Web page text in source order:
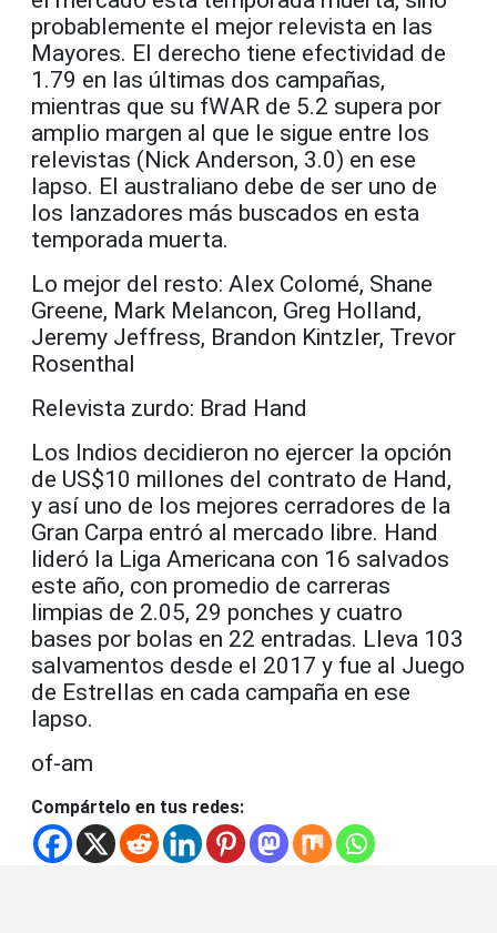
probablemente el mejor relevista en las
Mayores. El derecho tiene efectividad de
1.79 en las últimas dos campañas,
mientras que su fWAR de 5.2 supera por
amplio margen al que le sigue entre los
relevistas (Nick Anderson, 3.0) en ese
lapso. El australiano debe de ser uno de
los lanzadores más buscados en esta
temporada muerta.
Lo mejor del resto: Alex Colomé, Shane
Greene, Mark Melancon, Greg Holland,
Jeremy Jeffress, Brandon Kintzler, Trevor
Rosenthal
Relevista zurdo: Brad Hand
Los Indios decidieron no ejercer la opción
de US$10 millones del contrato de Hand,
y así uno de los mejores cerradores de la
Gran Carpa entró al mercado libre. Hand
lideró la Liga Americana con 16 salvados
este año, con promedio de carreras
limpias de 2.05, 29 ponches y cuatro
bases por bolas en 22 entradas. Lleva 103
salvamentos desde el 2017 y fue al Juego
de Estrellas en cada campaña en ese
lapso.
of-am
Compártelo en tus redes: